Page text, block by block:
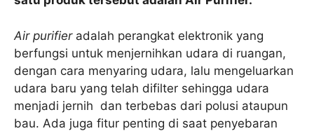
Air purifier adalah perangkat elektronik yang
berfungsi untuk menjernihkan udara di ruangan,
dengan cara menyaring udara, lalu mengeluarkan
udara baru yang telah difilter sehingga udara
menjadi jernih dan terbebas dari polusi ataupun
bau. Ada juga fitur penting di saat penyebaran